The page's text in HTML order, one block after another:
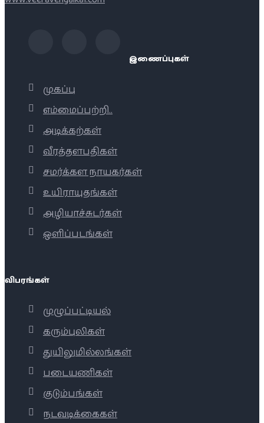
இணைப்புகள்
முகப்பு
எம்மைப்பற்றி..
அடிக்கற்கள்
வீரத்தளபதிகள்
சமர்க்கள நாயகர்கள்
உயிராயுதங்கள்
அழியாச்சுடர்கள்
ஒளிப்படங்கள்
விபரங்கள்
முழுப்பட்டியல்
கரும்புலிகள்
துயிலுமில்லங்கள்
படையணிகள்
குடும்பங்கள்
நடவடிக்கைகள்